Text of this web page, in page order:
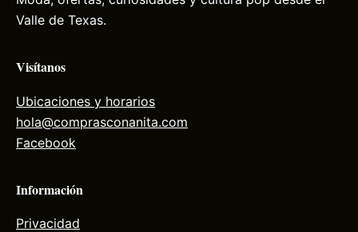
Valle de Texas.
Visítanos
Ubicaciones y horarios
hola@comprasconanita.com
Facebook
Información
Privacidad